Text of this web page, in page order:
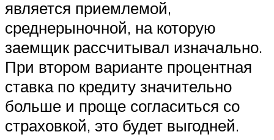
является приемлемой,
среднерыночной, на которую
заемщик рассчитывал изначально.
При втором варианте процентная
ставка по кредиту значительно
больше и проще согласиться со
страховкой, это будет выгодней.